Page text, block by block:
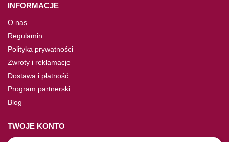
INFORMACJE
O nas
Regulamin
Polityka prywatności
Zwroty i reklamacje
Dostawa i płatność
Program partnerski
Blog
TWOJE KONTO